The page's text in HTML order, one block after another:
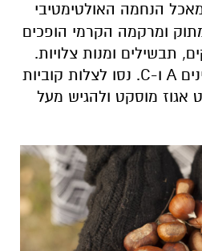
הנחמה האולטימטיבי
ומרקמה הקרמי הופכים
תבשילים ומנות צלויות.
היא גם עשירה בוויטמינים A ו-C. נסו לצלות קוביות
אגוז מוסקט ולהגיש מעל